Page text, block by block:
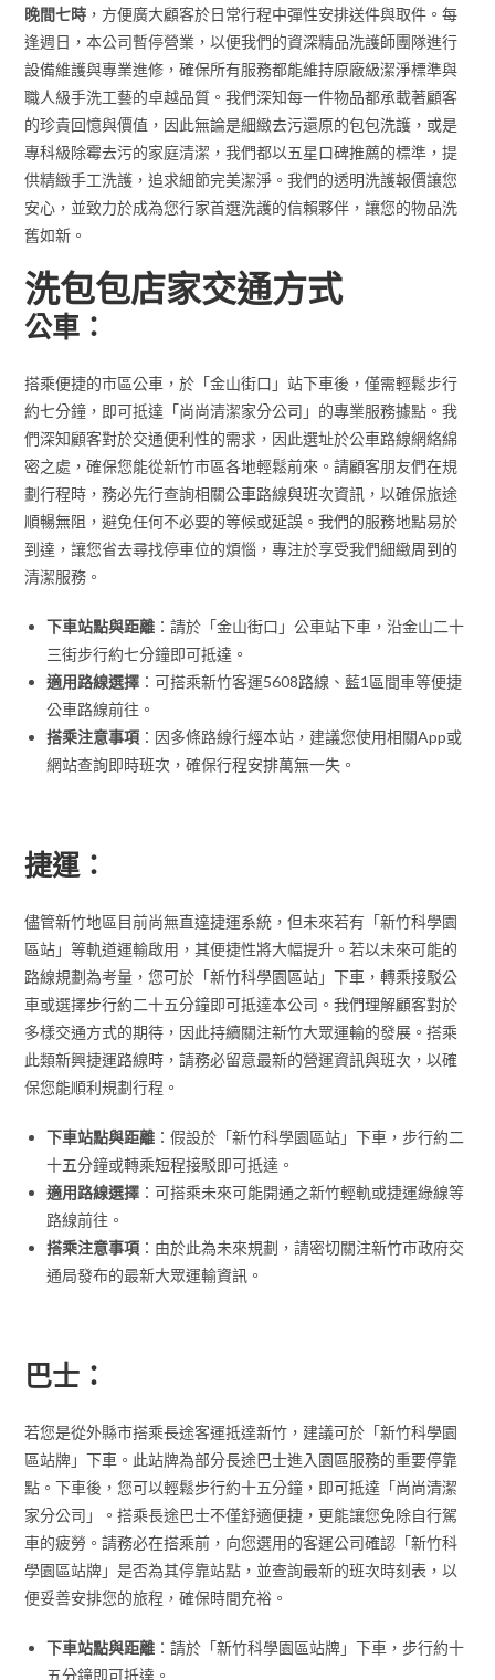
晚間七時 ，方便廣大顧客於日常行程中彈性安排送件與取件。每
逢週日，本公司暫停營業，以便我們的資深精品洗護師團隊進行
設備維護與專業進修，確保所有服務都能維持原廠級潔淨標準與
職人級手洗工藝的卓越品質。我們深知每一件物品都承載著顧客
的珍貴回憶與價值，因此無論是細緻去污還原的包包洗護，或是
專科級除霉去污的家庭清潔，我們都以五星口碑推薦的標準，提
供精緻手工洗護，追求細節完美潔淨。我們的透明洗護報價讓您
安心，並致力於成為您行家首選洗護的信賴夥伴，讓您的物品洗
舊如新。
洗包包店家交通方式
公車：
搭乘便捷的市區公車，於「金山街口」站下車後，僅需輕鬆步行
約七分鐘，即可抵達「尚尚清潔家分公司」的專業服務據點。我
們深知顧客對於交通便利性的需求，因此選址於公車路線網絡綿
密之處，確保您能從新竹市區各地輕鬆前來。請顧客朋友們在規
劃行程時，務必先行查詢相關公車路線與班次資訊，以確保旅途
順暢無阻，避免任何不必要的等候或延誤。我們的服務地點易於
到達，讓您省去尋找停車位的煩惱，專注於享受我們細緻周到的
清潔服務。
下車站點與距離 ：請於「金山街口」公車站下車，沿金山二十
三街步行約七分鐘即可抵達。
適用路線選擇 ：可搭乘新竹客運5608路線、藍1區間車等便捷
公車路線前往。
搭乘注意事項 ：因多條路線行經本站，建議您使用相關App或
網站查詢即時班次，確保行程安排萬無一失。
捷運：
儘管新竹地區目前尚無直達捷運系統，但未來若有「新竹科學園
區站」等軌道運輸啟用，其便捷性將大幅提升。若以未來可能的
路線規劃為考量，您可於「新竹科學園區站」下車，轉乘接駁公
車或選擇步行約二十五分鐘即可抵達本公司。我們理解顧客對於
多樣交通方式的期待，因此持續關注新竹大眾運輸的發展。搭乘
此類新興捷運路線時，請務必留意最新的營運資訊與班次，以確
保您能順利規劃行程。
下車站點與距離 ：假設於「新竹科學園區站」下車，步行約二
十五分鐘或轉乘短程接駁即可抵達。
適用路線選擇 ：可搭乘未來可能開通之新竹輕軌或捷運綠線等
路線前往。
搭乘注意事項 ：由於此為未來規劃，請密切關注新竹市政府交
通局發布的最新大眾運輸資訊。
巴士：
若您是從外縣市搭乘長途客運抵達新竹，建議可於「新竹科學園
區站牌」下車。此站牌為部分長途巴士進入園區服務的重要停靠
點。下車後，您可以輕鬆步行約十五分鐘，即可抵達「尚尚清潔
家分公司」。搭乘長途巴士不僅舒適便捷，更能讓您免除自行駕
車的疲勞。請務必在搭乘前，向您選用的客運公司確認「新竹科
學園區站牌」是否為其停靠站點，並查詢最新的班次時刻表，以
便妥善安排您的旅程，確保時間充裕。
下車站點與距離 ：請於「新竹科學園區站牌」下車，步行約十
五分鐘即可抵達。